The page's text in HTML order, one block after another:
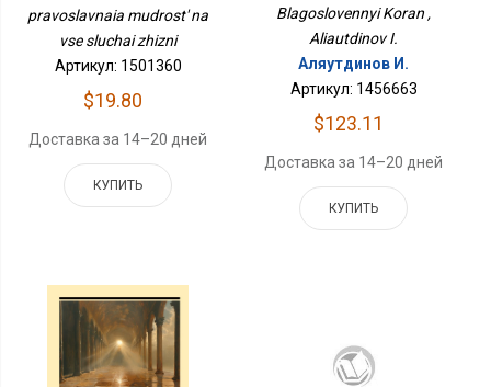
pravoslavnaia mudrost' na
vse sluchai zhizni
Артикул: 1501360
$19.80
Доставка за 14–20 дней
КУПИТЬ
Blagoslovennyi Koran ,
Aliautdinov I.
Аляутдинов И.
Артикул: 1456663
$123.11
Доставка за 14–20 дней
КУПИТЬ